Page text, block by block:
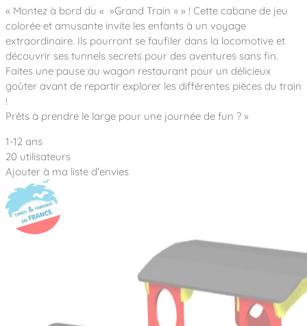
Notre partenariat avec l’association Rêves de clown
Nos Garanties
Notre concept
Notre entreprise
Notre équipe
Nous rejoindre
Tous nos jeux
Jeux inclusifs
Jeux recyclés
Nos univers
Sport & Fitness Sport&Co®
Agrès fitness
Parcours de santé
Stadium Arena
Street workout
Surfpark
Équipements sportifs
Mobilier & accessoires
Mobilier urbain
Accessoires ludiques
Nos clients
Collectivités
Établissements scolaires
Architectes, Paysagistes-concepteurs
Camping et résidences de vacances
Notre expertise
Des aires intergénérationnelles de
Des aires de jeux pour tous les enfants
L’éco-conception de nos jeux
La végétalisation des cours d’école
Nos matériaux
Nos fonctions ludiques & sportives
Nos sols amortissants
Réalisations
Contact
Les questions fréquentes
« Montez à bord du « »Grand Train » » ! Cette cabane de jeu
colorée et amusante invite les enfants à un voyage
extraordinaire. Ils pourront se faufiler dans la locomotive et
découvrir ses tunnels secrets pour des aventures sans fin.
Faites une pause au wagon restaurant pour un délicieux
goûter avant de repartir explorer les différentes pièces du train
!
Prêts à prendre le large pour une journée de fun ? »
1-12 ans
20 utilisateurs
Ajouter à ma liste d'envies